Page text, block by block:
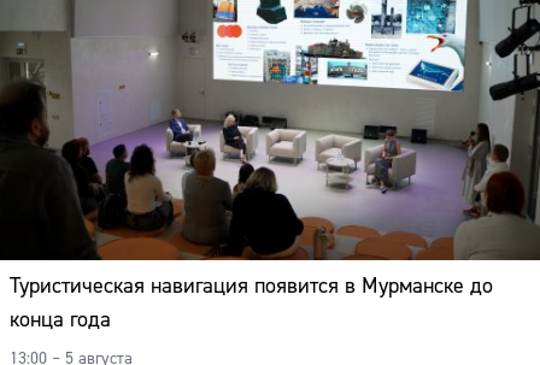
Туристическая навигация появится в Мурманске до
конца года
13:00 – 5 августа